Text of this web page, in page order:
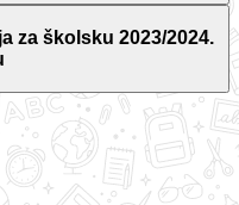
za školsku 2023/2024.